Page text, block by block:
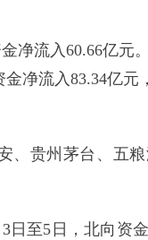
流入60.66亿元
净流入83.34亿元
贵州茅台、五粮
至5日，北向资